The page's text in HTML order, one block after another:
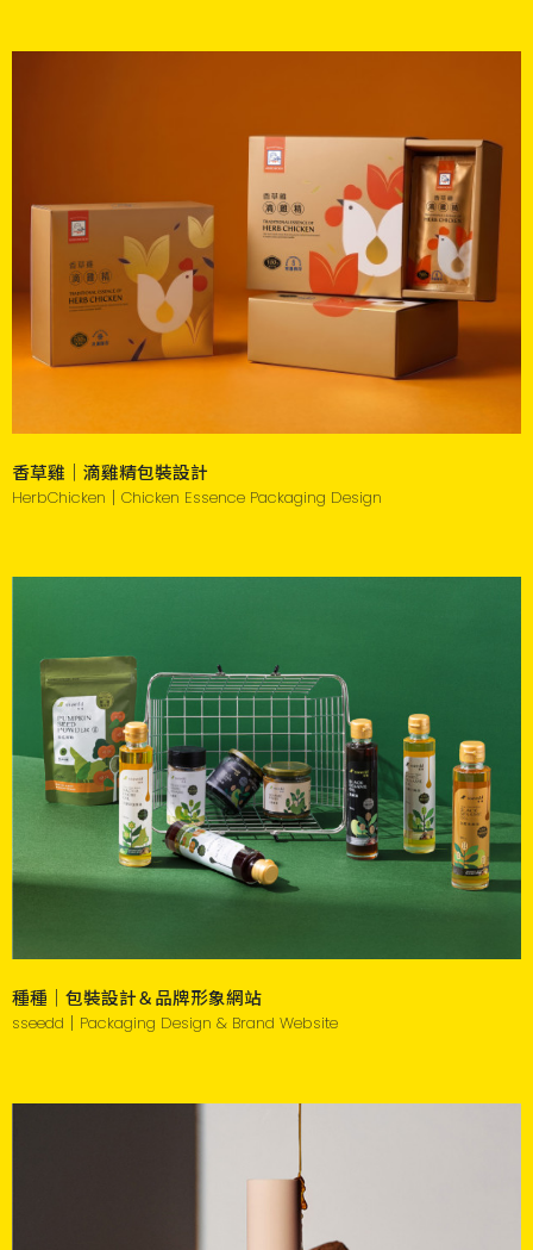
香草雞｜滴雞精包裝設計
HerbChicken｜Chicken Essence Packaging Design
種種｜包裝設計＆品牌形象網站
sseedd｜Packaging Design & Brand Website